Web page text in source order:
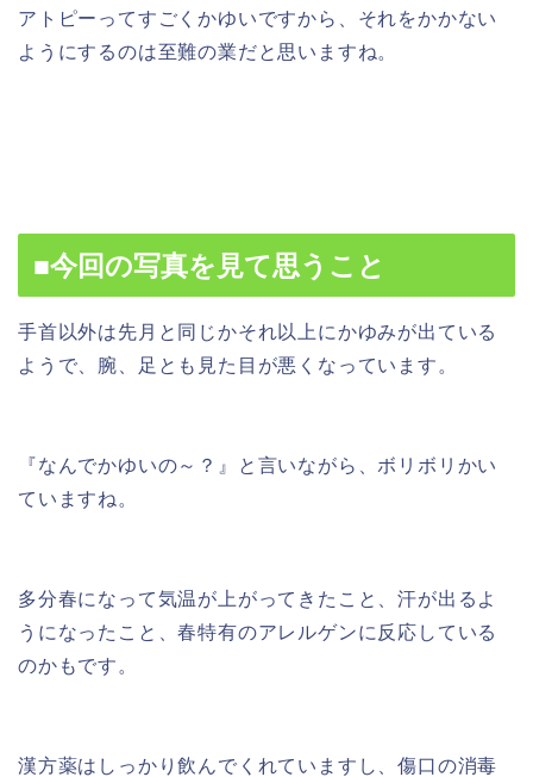
アトピーってすごくかゆいですから、それをかかない
ようにするのは至難の業だと思いますね。
■今回の写真を見て思うこと
手首以外は先月と同じかそれ以上にかゆみが出ている
ようで、腕、足とも見た目が悪くなっています。
『なんでかゆいの～？』と言いながら、ボリボリかい
ていますね。
多分春になって気温が上がってきたこと、汗が出るよ
うになったこと、春特有のアレルゲンに反応している
のかもです。
漢方薬はしっかり飲んでくれていますし、傷口の消毒